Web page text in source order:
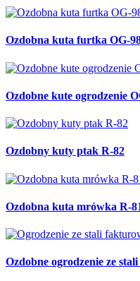
Ozdobna kuta furtka OG-
Ozdobne kute ogrodzenie
Ozdobny kuty ptak R-82
Ozdobna kuta mrówka R-
Ozdobne ogrodzenie ze